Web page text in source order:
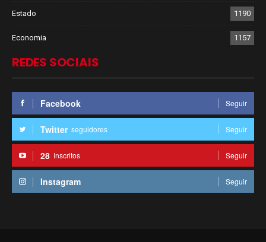
Estado 1190
Economia 1157
REDES SOCIAIS
Facebook Seguir
Twitter seguidores Seguir
28 Inscritos Seguir
Instagram Seguir